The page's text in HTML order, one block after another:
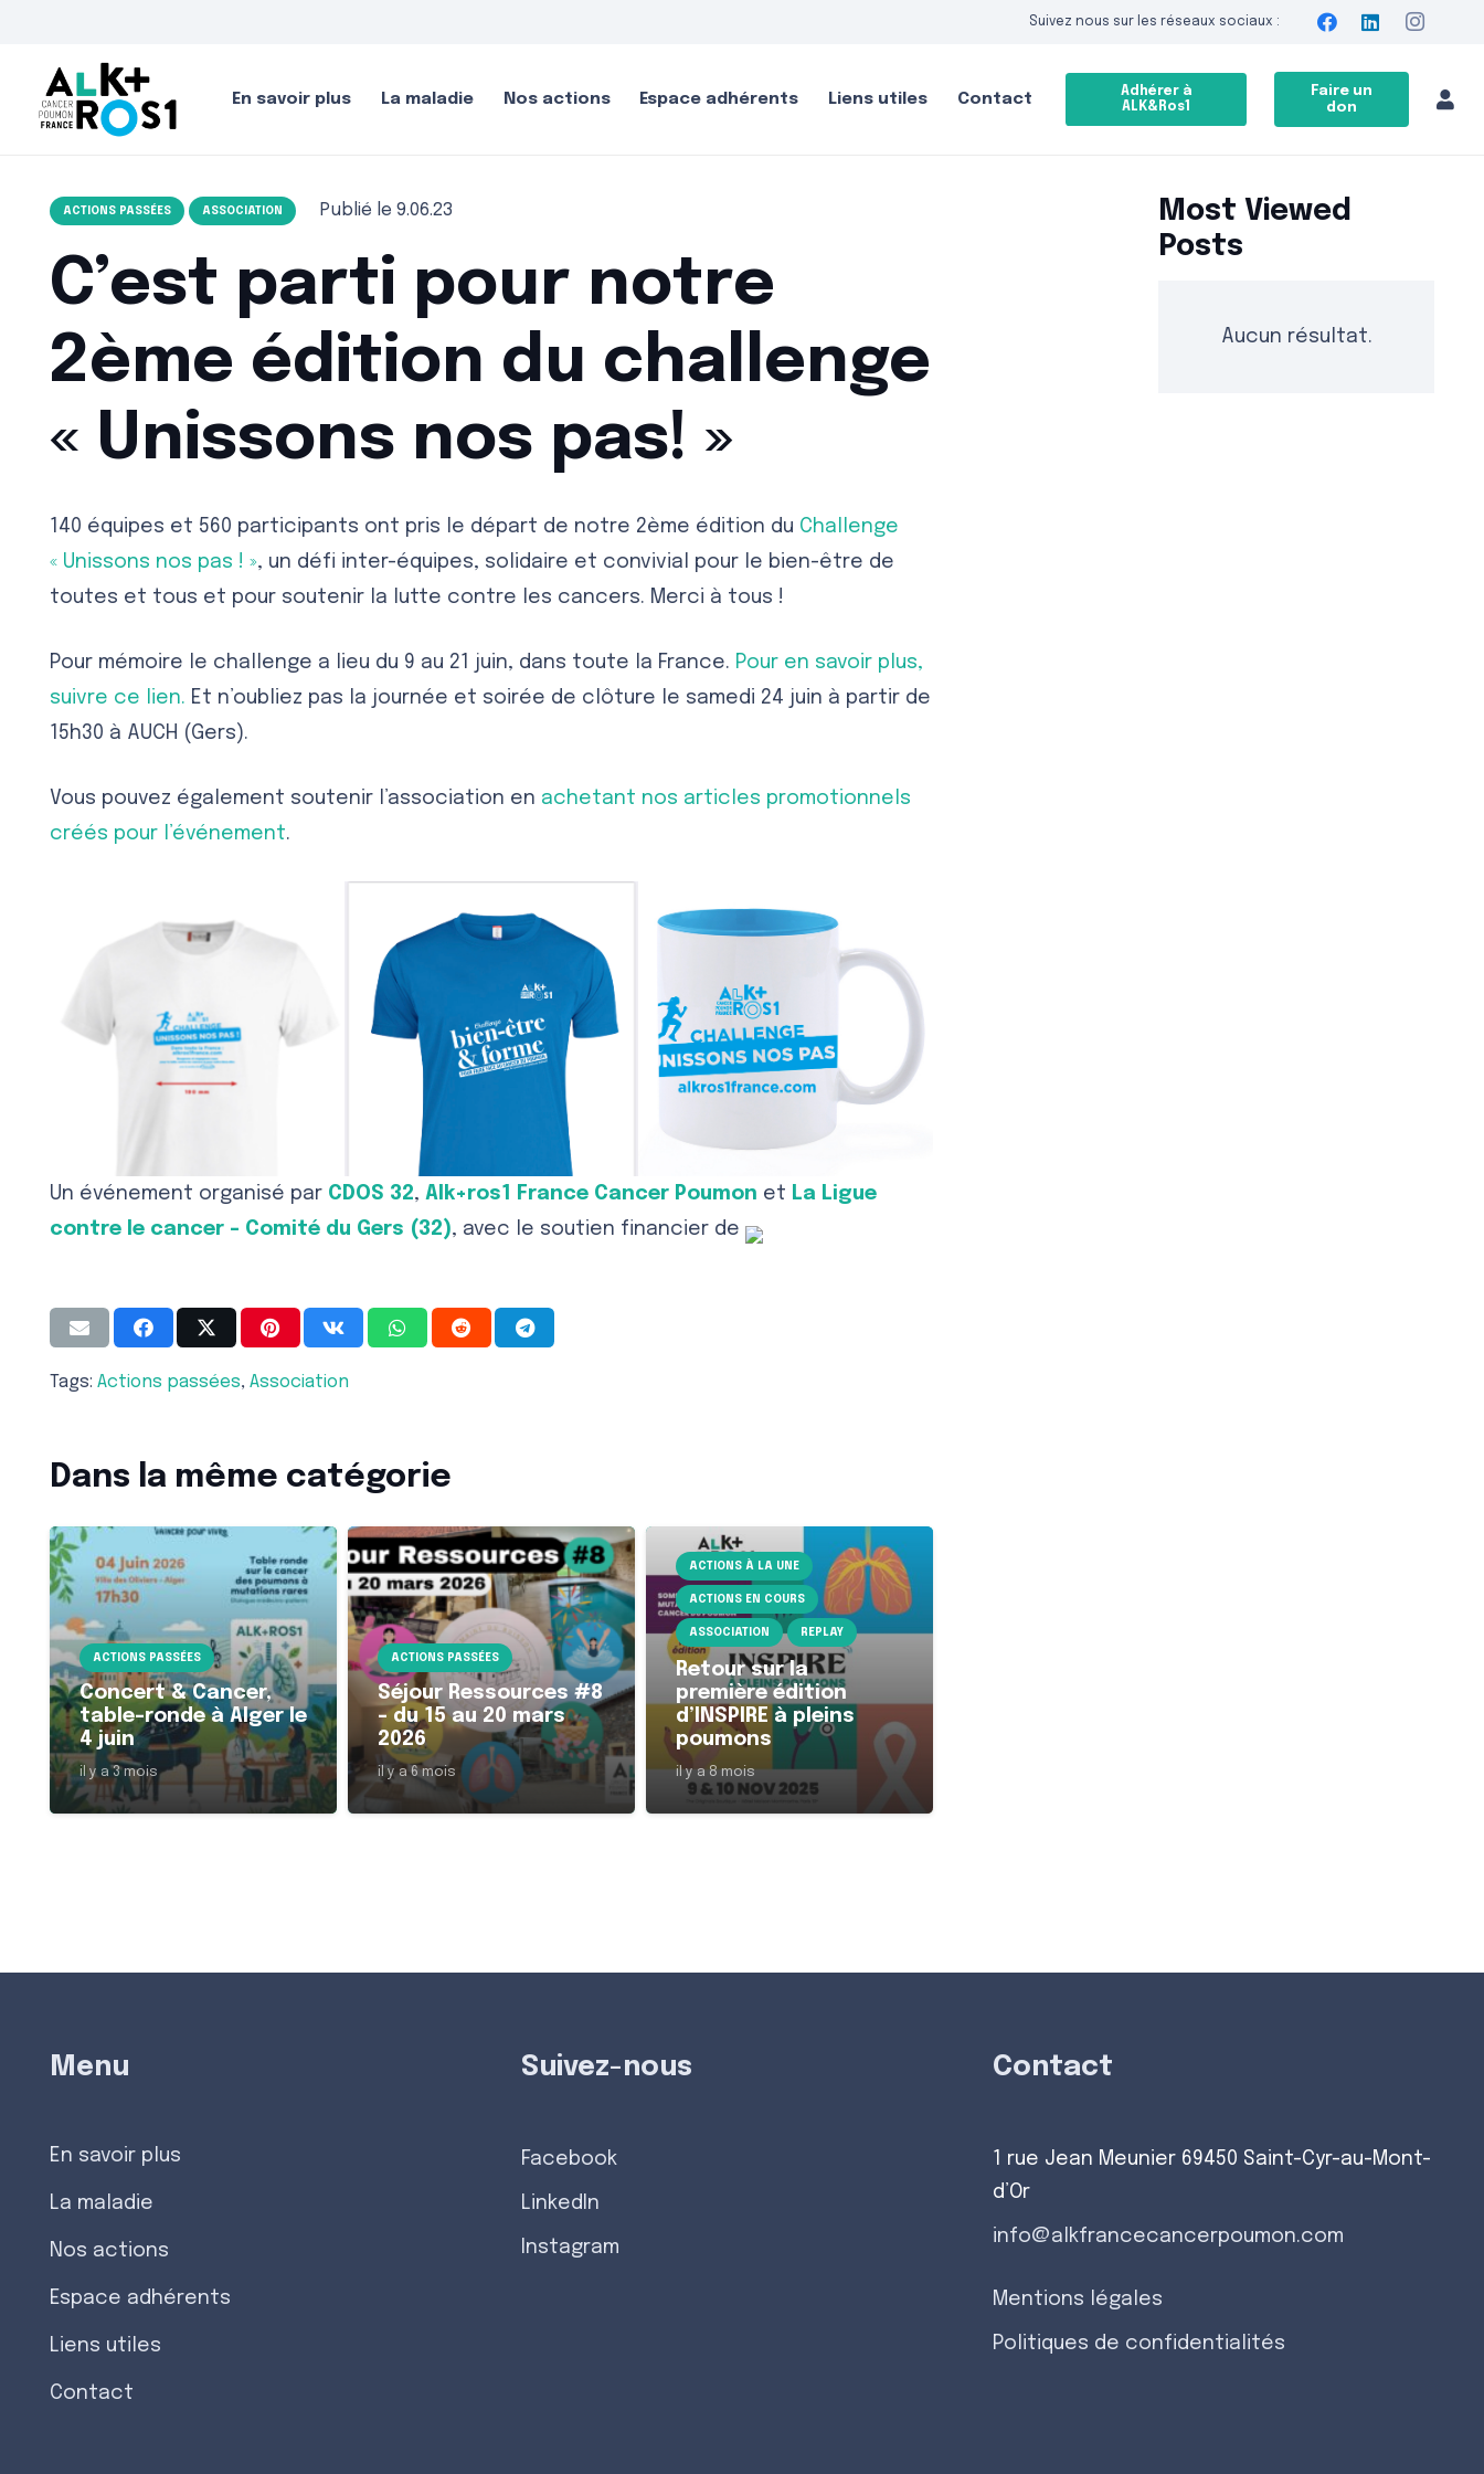
Suivez nous sur les réseaux sociaux :
En savoir plus La maladie Nos actions Espace adhérents Liens utiles Contact
Adhérer à
ALK&Ros1
Faire un
don
ACTIONS PASSÉES ASSOCIATION Publié le 9.06.23
C’est parti pour notre
2ème édition du challenge
« Unissons nos pas! »
140 équipes et 560 participants ont pris le départ de notre 2ème édition du Challenge
« Unissons nos pas ! », un défi inter-équipes, solidaire et convivial pour le bien-être de
toutes et tous et pour soutenir la lutte contre les cancers. Merci à tous !
Pour mémoire le challenge a lieu du 9 au 21 juin, dans toute la France. Pour en savoir plus,
suivre ce lien. Et n’oubliez pas la journée et soirée de clôture le samedi 24 juin à partir de
15h30 à AUCH (Gers).
Vous pouvez également soutenir l’association en achetant nos articles promotionnels
créés pour l’événement.
Un événement organisé par CDOS 32, Alk+ros1 France Cancer Poumon et La Ligue
contre le cancer – Comité du Gers (32), avec le soutien financier de
Tags: Actions passées, Association
Dans la même catégorie
ACTIONS PASSÉES
Concert & Cancer,
table-ronde à Alger le
4 juin
il y a 3 mois
ACTIONS PASSÉES
Séjour Ressources #8
– du 15 au 20 mars
2026
il y a 6 mois
ACTIONS À LA UNE
ACTIONS EN COURS
ASSOCIATION REPLAY
Retour sur la
première édition
d’INSPIRE à pleins
poumons
il y a 8 mois
Most Viewed
Posts
Aucun résultat.
Menu
En savoir plus
La maladie
Nos actions
Espace adhérents
Liens utiles
Contact
Suivez-nous
Facebook
LinkedIn
Instagram
Contact
1 rue Jean Meunier 69450 Saint-Cyr-au-Mont-
d’Or
info@alkfrancecancerpoumon.com
Mentions légales
Politiques de confidentialités